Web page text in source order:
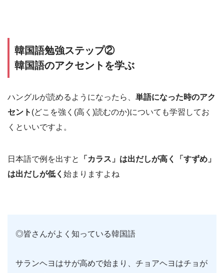
韓国語勉強ステップ②
韓国語のアクセントを学ぶ
ハングルが読めるようになったら、 単語になった時のアク
セント (どこを強く(高く)読むのか)についても学習してお
くといいですよ。
日本語で例を出すと
「カラス」は出だしが高く「すずめ」
は出だしが低く 始まりますよね
◎皆さんがよく知っている韓国語
サランヘヨはサが高めで始まり、チョアヘヨはチョが